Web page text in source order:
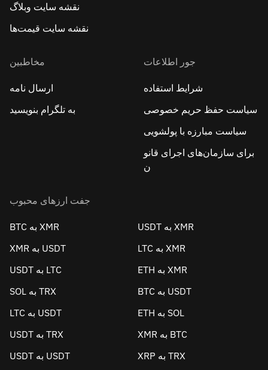
نقشه سایت وبلاگ
نقشه سایت قیمت‌ها
مخاطبین
ارسال نامه
به تلگرام بنویسید
جور اطلاعات
شرایط استفاده
سیاست حفظ حریم خصوصی
سیاست مبارزه با پولشویی
برای سازمان‌های اجرای قانو
ن
جفت ارزهای محبوب
BTC به XMR
USDT به XMR
XMR به USDT
LTC به XMR
USDT به LTC
ETH به XMR
SOL به TRX
BTC به USDT
LTC به USDT
ETH به SOL
USDT به TRX
XMR به BTC
USDT به USDT
XRP به TRX